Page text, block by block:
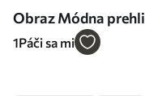
Obraz Módna
1Páči sa mi